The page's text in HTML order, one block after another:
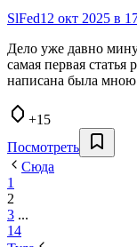
SlFed12 окт 2025 в
Дело уже давно
самая первая
написана была
+15
Посмотреть
Сюда
1
2
3 ...
14